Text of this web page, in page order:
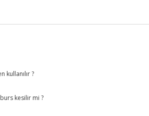
kullanılır ?
kesilir mi ?